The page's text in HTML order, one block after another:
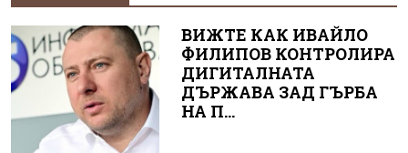
ВИЖТЕ КАК ИВАЙЛО
ФИЛИПОВ КОНТРОЛИРА
ДИГИТАЛНАТА
ДЪРЖАВА ЗАД ГЪРБА
НА П...